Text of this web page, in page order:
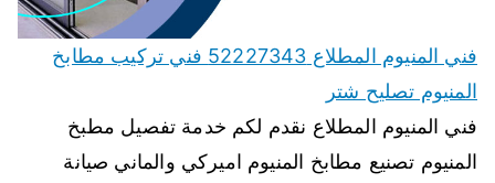
فني المنيوم المطلاع 52227343 فني تركيب مطابخ
المنيوم تصليح شتر
فني المنيوم المطلاع نقدم لكم خدمة تفصيل مطبخ
المنيوم تصنيع مطابخ المنيوم اميركي والماني صيانة